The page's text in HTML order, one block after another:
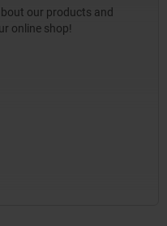
our products and
online shop!